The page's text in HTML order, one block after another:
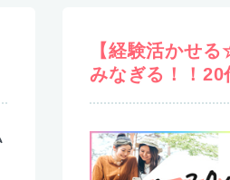
【経験活かせ
みなぎる！！20